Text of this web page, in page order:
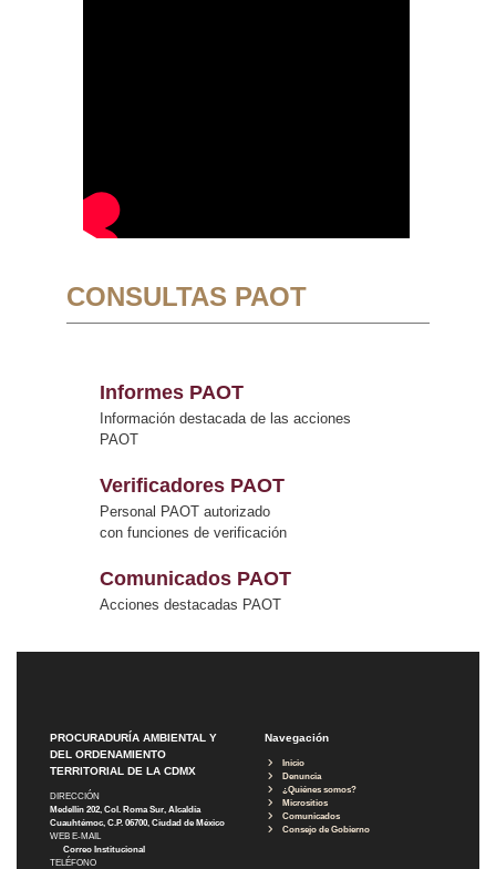
CONSULTAS PAOT
Informes PAOT
Información destacada de las acciones
PAOT
Verificadores PAOT
Personal PAOT autorizado
con funciones de verificación
Comunicados PAOT
Acciones destacadas PAOT
PROCURADURÍA AMBIENTAL Y
DEL ORDENAMIENTO
TERRITORIAL DE LA CDMX
DIRECCIÓN
Medellín 202, Col. Roma Sur, Alcaldía
Cuauhtémoc, C.P. 06700, Ciudad de México
WEB E-MAIL
Correo Institucional
TELÉFONO
Navegación
Inicio
Denuncia
¿Quiénes somos?
Micrositios
Comunicados
Consejo de Gobierno